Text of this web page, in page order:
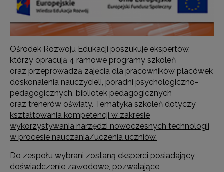
Ośrodek Rozwoju Edukacji poszukuje ekspertów,
którzy opracują 4 ramowe programy szkoleń
oraz przeprowadzą zajęcia dla pracowników placówek
doskonalenia nauczycieli, poradni psychologiczno-
pedagogicznych, bibliotek pedagogicznych
oraz trenerów oświaty. Tematyka szkoleń dotyczy
kształtowania kompetencji w zakresie
wykorzystywania narzędzi nowoczesnych technologii
w procesie nauczania/uczenia uczniów.
Do zespołu wybrani zostaną eksperci posiadający
doświadczenie zawodowe, pozwalające